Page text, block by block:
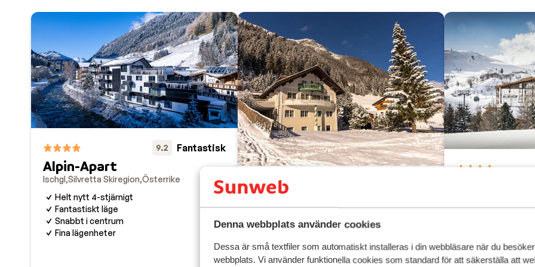
Denna webbplats använder cookies
Dessa är små textfiler som automatiskt installeras i din webbläsare när du
webbplats. Vi använder funktionella cookies som standard för att säkerställa att
9.2 Fantastisk
Alpin-Apart
Ischgl Silvretta Skiregion Österrike
Helt nytt 4-stjärnigt
Fantastiskt läge
Snabbt i centrum
Fina lägenheter
Residenza Solaris
Lugnt läge, strax utanför Ischgl
Attraktiva lägenheter
Nära tskidliften
Bra val för par